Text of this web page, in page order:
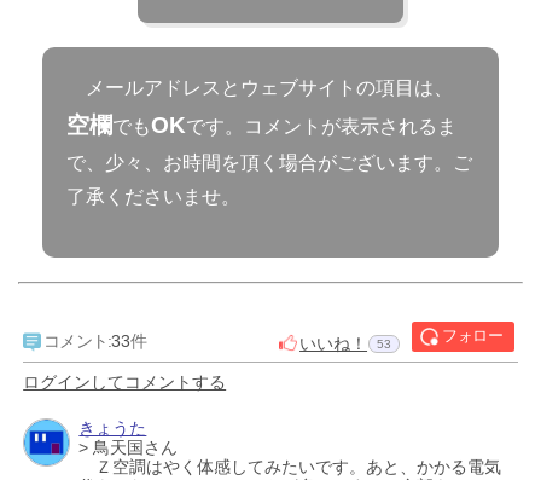
メールアドレスとウェブサイトの項目は、
空欄でもOKです。コメントが表示されるま
で、少々、お時間を頂く場合がございます。ご
了承くださいませ。